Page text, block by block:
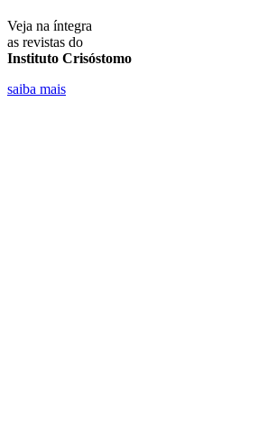
Veja na íntegra
as revistas do
Instituto Crisóstomo
saiba mais